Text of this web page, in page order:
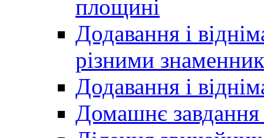
площині
Додавання і
різними
Додавання і
Домашнє завдання